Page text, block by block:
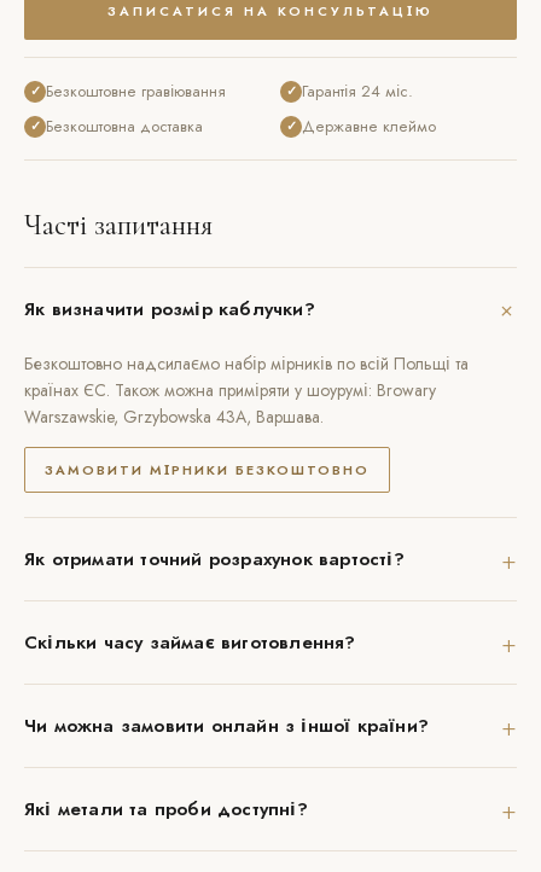
ЗАПИСАТИСЯ НА КОНСУЛЬТАЦІЮ
✓ Безкоштовне гравіювання
✓ Безкоштовна доставка
✓ Гарантія 24 міс.
✓ Державне клеймо
Часті запитання
Як визначити розмір каблучки? +
Безкоштовно надсилаємо набір мірників по всій Польщі та
країнах ЄС. Також можна приміряти у шоурумі: Browary
Warszawskie, Grzybowska 43A, Варшава.
ЗАМОВИТИ МІРНИКИ БЕЗКОШТОВНО
Як отримати точний розрахунок вартості? +
Скільки часу займає виготовлення? +
Чи можна замовити онлайн з іншої країни? +
Які метали та проби доступні? +